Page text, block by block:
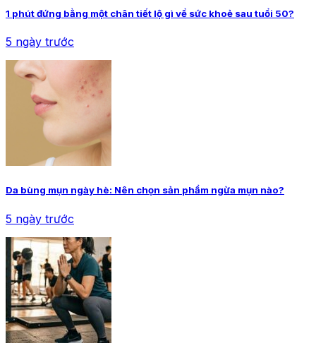
1 phút đứng bằng một chân tiết lộ gì về sức khoẻ sau tuổi 50?
5 ngày trước
Da bùng mụn ngày hè: Nên chọn sản phẩm ngừa mụn nào?
5 ngày trước